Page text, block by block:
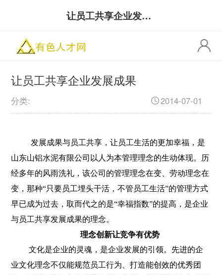
让员工共享企业发展成果
让员工共享企业发展成果
分类: 2014-07-01
发展成果与员工共享，让员工生活的更加幸福，是
山东山铝水泥有限公司以人为本管理理念的生动体现。历
经多年的风雨洗礼，该公司的管理理念在变、劳动理念在
变，那种“只要员工埋头干活，不管员工生活”的管理方式
早已成为过去，取而代之的是“幸福指数”的提高，是企业
与员工共享发展成果的理念。
理念创新让竞争有优势
文化是企业的灵魂，是企业发展的引领。先进的企
业文化理念不仅能规范员工行为、打造能创效的优秀团